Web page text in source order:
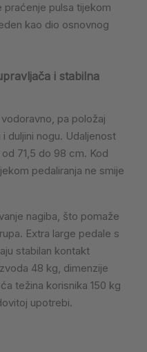
praćenje pulsa tijekom
kao dio osnovnog
i stabilna
pa položaj
duljini nogu. Udaljenost
71,5 do 98 cm. Kod
pedaliranja ne smije
nagiba, što pomaže
Extra large pedale s
stabilan kontakt
48 kg, dimenzije
težina korisnika 150 kg
upotrebi.